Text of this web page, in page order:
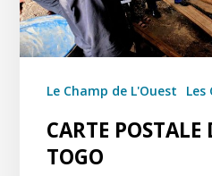
Le Champ de L'Ouest Les
CARTE POSTALE
TOGO